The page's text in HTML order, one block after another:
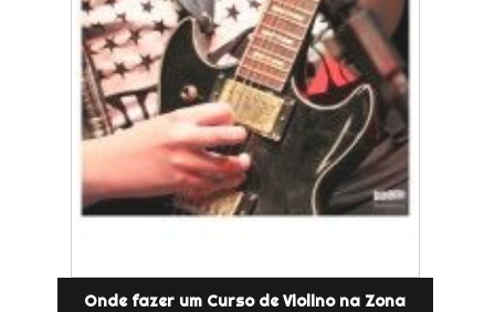
Onde fazer um Curso de Violino na Zona